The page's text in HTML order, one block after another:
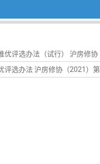
优评选办法（试行） 沪房修
评选办法 沪房修协（2021）